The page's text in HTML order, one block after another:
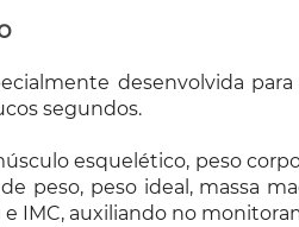
e
para
e
tamanho
desenvolvida
segundos.
esquelético, peso
peso, peso ideal, massa
IMC, auxiliando no